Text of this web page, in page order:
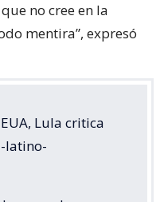
no cree en la
mentira”, expresó
Lula critica
latino-